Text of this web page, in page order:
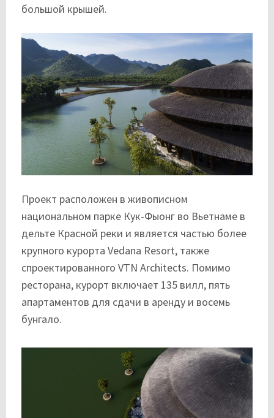
большой крышей.
Проект расположен в живописном
национальном парке Кук-Фыонг во Вьетнаме в
дельте Красной реки и является частью более
крупного курорта Vedana Resort, также
спроектированного VTN Architects. Помимо
ресторана, курорт включает 135 вилл, пять
апартаментов для сдачи в аренду и восемь
бунгало.